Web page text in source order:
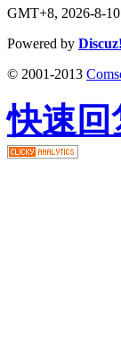
GMT+8, 2026-8-
Powered by Discuz!
© 2001-2013
快速回